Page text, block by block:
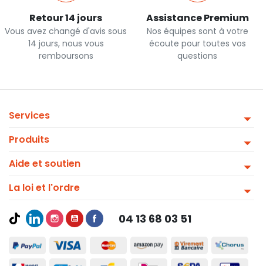
Retour 14 jours
Vous avez changé d'avis sous
14 jours, nous vous
remboursons
Assistance Premium
Nos équipes sont à votre
écoute pour toutes vos
questions
Services
Produits
Aide et soutien
La loi et l'ordre
04 13 68 03 51